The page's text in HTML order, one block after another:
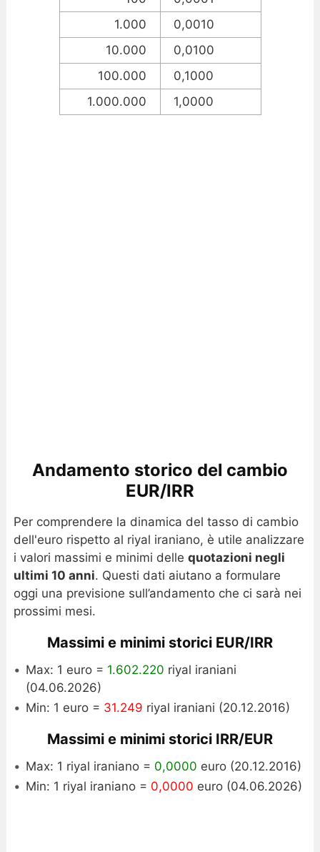
1.000
0,0010
10.000
0,0100
100.000
0,1000
1.000.000
1,0000
Andamento storico del cambio
EUR/IRR
Per comprendere la dinamica del tasso di cambio
dell'euro rispetto al riyal iraniano, è utile analizzare
i valori massimi e minimi delle quotazioni negli
ultimi 10 anni. Questi dati aiutano a formulare
oggi una previsione sull’andamento che ci sarà nei
prossimi mesi.
Massimi e minimi storici EUR/IRR
Max: 1 euro = 1.602.220 riyal iraniani
(04.06.2026)
Min: 1 euro = 31.249 riyal iraniani (20.12.2016)
Massimi e minimi storici IRR/EUR
Max: 1 riyal iraniano = 0,0000 euro (20.12.2016)
Min: 1 riyal iraniano = 0,0000 euro (04.06.2026)